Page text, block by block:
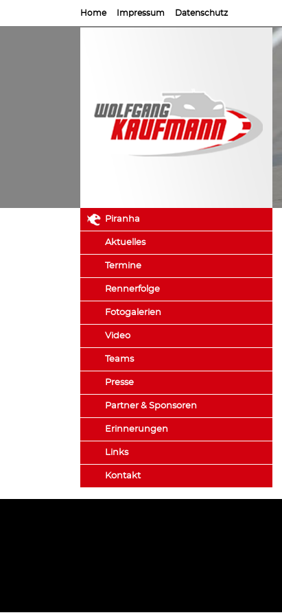
Home Impressum Datenschutz
Piranha
Aktuelles
Termine
Rennerfolge
Fotogalerien
Video
Teams
Presse
Partner & Sponsoren
Erinnerungen
Links
Kontakt